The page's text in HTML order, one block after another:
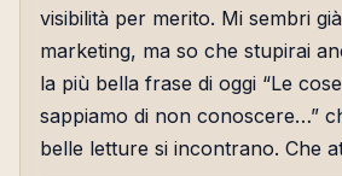
visibilità per merito. Mi sembri
marketing, ma so che stupirai
la più bella frase di oggi “Le
sappiamo di non conoscere…”
belle letture si incontrano. Che